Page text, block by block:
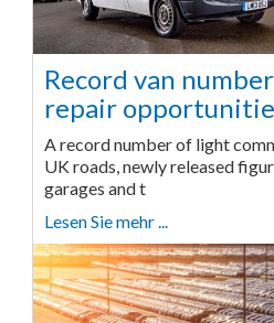
Record van
repair
A record number of light
UK roads, newly released
garages and t
Lesen Sie mehr ...